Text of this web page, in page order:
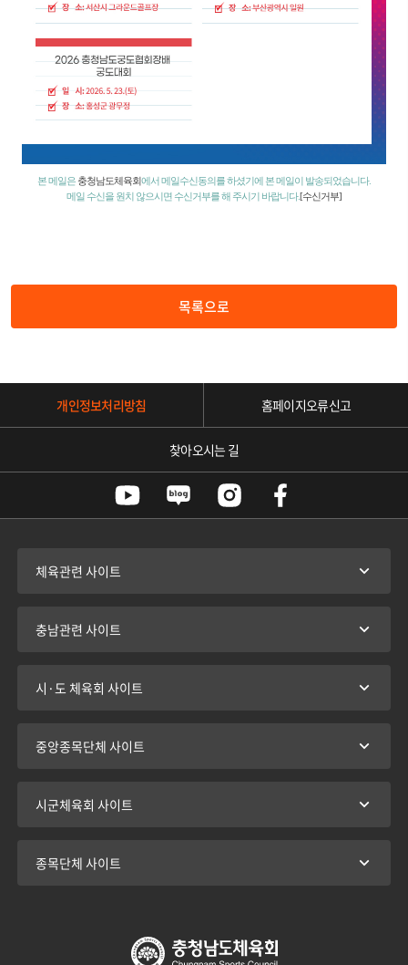
본 메일은 충청남도체육회에서 메일수신동의를 하셨기에 본 메일이 발송되었습니다.
메일 수신을 원치 않으시면 수신거부를 해 주시기 바랍니다.[수신거부]
목록으로
개인정보처리방침 홈페이지오류신고
찾아오시는 길
체육관련 사이트
충남관련 사이트
시·도 체육회 사이트
중앙종목단체 사이트
시군체육회 사이트
종목단체 사이트